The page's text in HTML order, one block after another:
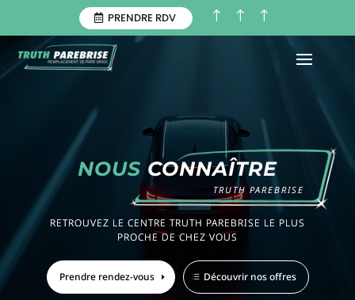
PRENDRE RDV ! ! !
NOUSCONNAÎTRE
TRUTH PAREBRISE
RETROUVEZ LE CENTRE TRUTH PAREBRISE LE PLUS
PROCHE DE CHEZ VOUS
Prendre rendez-vous Découvrir nos offres